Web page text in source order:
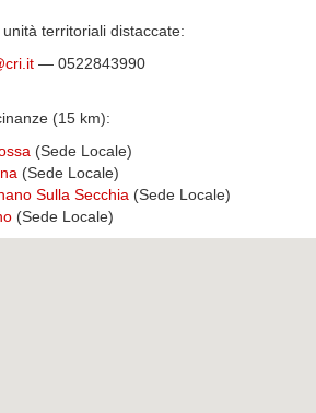
territoriali distaccate:
— 0522843990
(15 km):
(Sede Locale)
(Sede Locale)
Sulla Secchia (Sede Locale)
(Sede Locale)